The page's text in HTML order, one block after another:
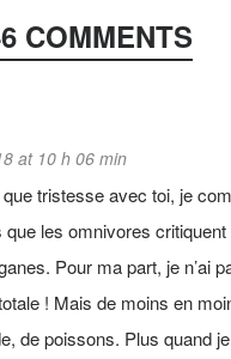
COMMENTS
at 10 h 06 min
tristesse avec toi, je
que les omnivores critiquent
Pour ma part, je n’ai
! Mais de moins en
de poissons. Plus quand